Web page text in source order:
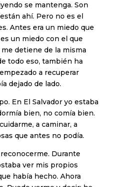
se mantenga. Son
ahí. Pero no es el
Antes era un miedo que
un miedo con el que
detiene de la misma
todo eso, también ha
a recuperar
dejado de lado.
En El Salvador yo estaba
bien, no comía bien.
a caminar, a
que antes no podía.
Durante
ver mis propios
había hecho. Ahora